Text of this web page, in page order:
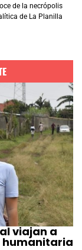
de la necrópolis
de La Planilla
viajan a
humanitaria